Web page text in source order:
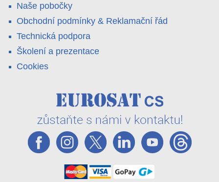
Naše pobočky
Obchodní podmínky & Reklamační řád
Technická podpora
Školení a prezentace
Cookies